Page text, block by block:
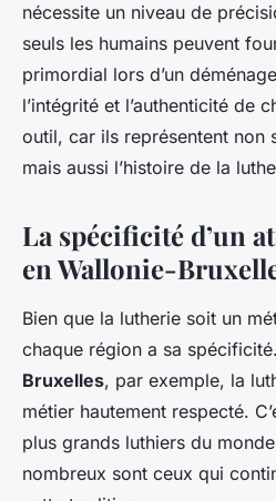
nécessite un niveau de
seuls les humains peuvent
primordial lors d’un
l’intégrité et l’authenticité de
outil, car ils représentent non
mais aussi l’histoire de la
La spécificité d’un
en Wallonie-
Bien que la lutherie soit un
chaque région a sa
Bruxelles, par exemple, la
métier hautement respecté.
plus grands luthiers du
nombreux sont ceux qui